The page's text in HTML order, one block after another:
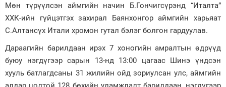
Мөн түрүүлсэн аймгийн начин Б.Гончигсүрэнд “Италта”
ХХК-ийн гүйцэтгэх захирал Баянхонгор аймгийн харьяат
С.Алтансүх Итали хромон гутал бэлэг болгон гардуулав.
Дараагийн барилдаан ирэх 7 хоногийн амралтын өдрүүд
буюу нэгдүгээр сарын 13-нд 13:00 цагаас Шинэ үндсэн
хууль батлагдсаны 31 жилийн ойд зориулсан улс, аймгийн